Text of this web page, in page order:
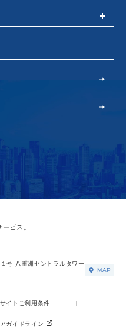
ビス。
号 八重洲セントラルタワー
MAP
サイトご利用条件
ガイドライン